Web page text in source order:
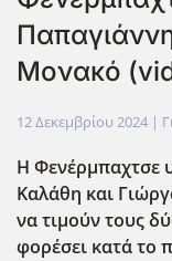
Μονακό
12 Δεκεμβρίου 2024 |
Η Φενέρμπαχτσε
Καλάθη και
να τιμούν τους
φορέσει κατά το